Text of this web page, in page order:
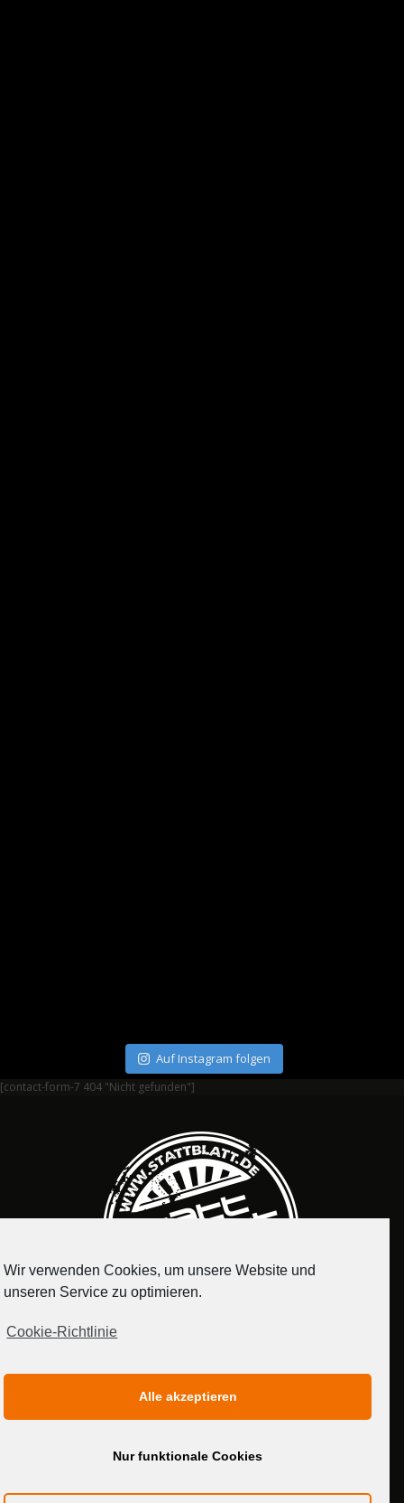
Auf Instagram folgen
[contact-form-7 404 "Nicht gefunden"]
MEDIADATEN
Wir verwenden Cookies, um unsere Website und
unseren Service zu optimieren.
Cookie-Richtlinie
Alle akzeptieren
Nur funktionale Cookies